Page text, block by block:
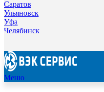
Саратов
Ульяновск
Уфа
Челябинск
Меню